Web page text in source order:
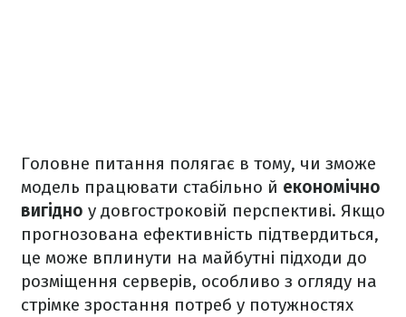
Головне питання полягає в тому, чи зможе
модель працювати стабільно й економічно
вигідно у довгостроковій перспективі. Якщо
прогнозована ефективність підтвердиться,
це може вплинути на майбутні підходи до
розміщення серверів, особливо з огляду на
стрімке зростання потреб у потужностях